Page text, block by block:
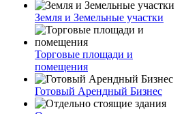
Земля и Земельные участки
Торговые площади и
помещения
Готовый Арендный Бизнес